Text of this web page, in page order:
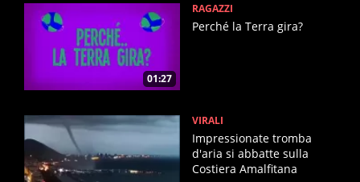
01:27
RAGAZZI
Perché la Terra gira?
VIRALI
Impressionate tromba
d'aria si abbatte sulla
Costiera Amalfitana